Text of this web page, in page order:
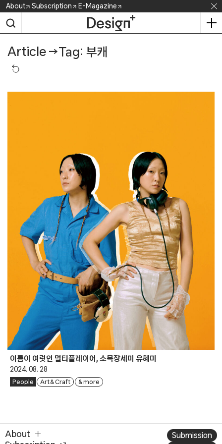
Skip
content
About Subscription E-Magazine
Article →Tag: 부캐
이름이 여럿인 멀티플레이어, 소목장세미 유혜미
2024. 08. 28
People Art & Craft & more
About
Submission